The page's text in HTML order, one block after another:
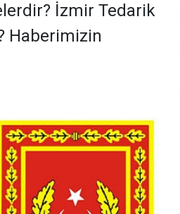
İzmir Tedarik
Haberimizin